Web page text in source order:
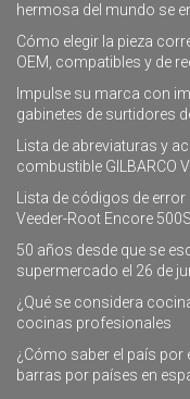
hermosa del mundo se
Cómo elegir la pieza
OEM, compatibles y de
Impulse su marca con
gabinetes de surtidores
Lista de abreviaturas y
combustible GILBARCO
Lista de códigos de
Veeder-Root Encore
50 años desde que se
supermercado el 26 de
¿Qué se considera
cocinas profesionales
¿Cómo saber el país por
barras por países en